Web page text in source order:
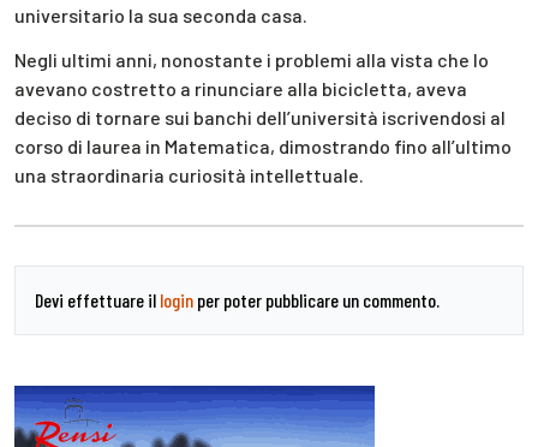
universitario la sua seconda casa.
Negli ultimi anni, nonostante i problemi alla vista che lo
avevano costretto a rinunciare alla bicicletta, aveva
deciso di tornare sui banchi dell’università iscrivendosi al
corso di laurea in Matematica, dimostrando fino all’ultimo
una straordinaria curiosità intellettuale.
Devi effettuare il login per poter pubblicare un commento.